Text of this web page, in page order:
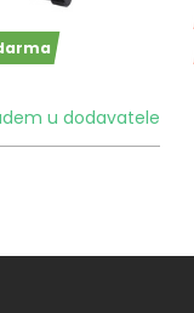
u dodavatele